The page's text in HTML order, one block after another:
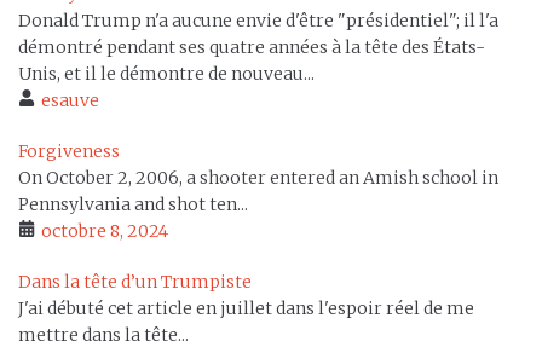
Donald Trump n'a aucune envie d'être "présidentiel"; il l'a
démontré pendant ses quatre années à la tête des États-
Unis, et il le démontre de nouveau...
esauve
Forgiveness
On October 2, 2006, a shooter entered an Amish school in
Pennsylvania and shot ten...
octobre 8, 2024
Dans la tête d’un Trumpiste
J'ai débuté cet article en juillet dans l'espoir réel de me
mettre dans la tête...